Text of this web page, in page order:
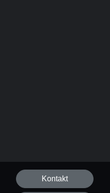
Kontakt